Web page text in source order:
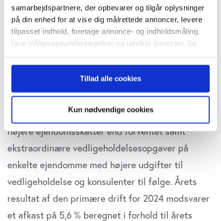
samarbejdspartnere, der opbevarer og tilgår oplysninger
på din enhed for at vise dig målrettede annoncer, levere
tilpasset indhold, foretage annonce- og indholdsmåling,
lave målgruppeundersøgelser og udvikle tjenester. Se
persondatapolitik. Du kan altid trække dit samtykke
tilbage eller ændre indstillinger fra vores
"Cookiedeklaration", eller ved at trykke på "Privacy
Hvis du tillader det, vil vi også gerne:
Indsamle præcise oplysninger om din placering,
der kan være nøjagtig inden for få meter
Identificere din enhed baseret på en scanning af
Dine valg anvendes på hele websitet.
Vi bruger cookies til at tilpasse vores indhold og
Tillad alle cookies
Kun nødvendige cookies
kr. Bolig- og erhvervslejeindtægter bidrog i 2024
med 140,6 mio. kr. mod 133,2 mio. kr. i 2023.
tomgangsniveau.”
Det oplyses, at driftsresultatet blev lidt lavere
end forventet: ”Det skyldes flere faktorer såsom
højere ejendomsskatter end forventet samt
ekstraordinære vedligeholdelsesopgaver på
enkelte ejendomme med højere udgifter til
vedligeholdelse og konsulenter til følge. Årets
resultat af den primære drift for 2024 modsvarer
et afkast på 5,6 % beregnet i forhold til årets